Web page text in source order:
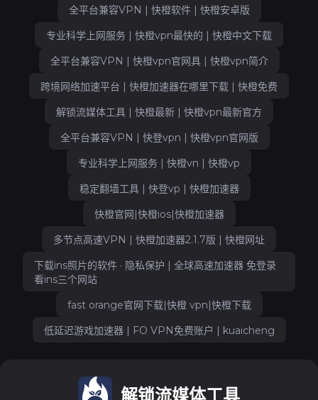
全平台兼容VPN | 快橙软件 | 快橙安卓版
专业科学上网服务 | 快橙vpn最快的 | 快橙中文下载
全平台兼容VPN | 快橙vpn官网具 | 快橙vpn简介
跨境网络加速平台 | 快橙加速器在哪里下载 | 快橙免费
解锁流媒体工具 | 快橙最新 | 快橙vpn最新官方
全平台兼容VPN | 快登vpn | 快橙vpn官网版
专业科学上网服务 | 快橙vn | 快橙vp
稳定翻墙工具 | 快登vp | 快橙加速器
快橙官网|快橙ios|快橙加速器
多节点高速VPN | 快橙加速器2.1.7版 | 快橙网址
下载ins照片的软件 · 隐私保护 | 全球高速加速器 免登录
看ins三个网站
fast orange官网下载|快橙 vpn|快橙下载
低延迟游戏加速器 | FO VPN免费账户 | kuaicheng
解锁流媒体工具